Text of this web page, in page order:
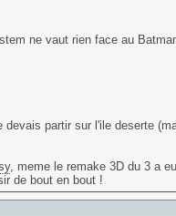
ne vaut rien face au
partir sur l'ile deserte
, meme le remake 3D du 3 a
de bout en bout !